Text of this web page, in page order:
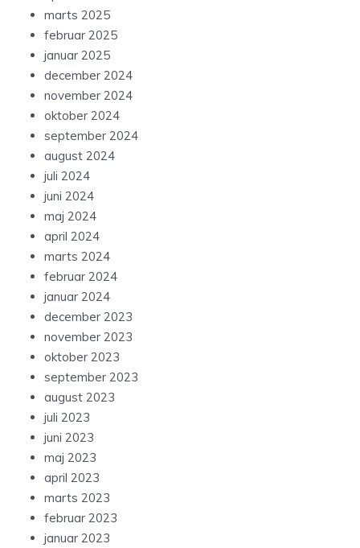
marts 2025
februar 2025
januar 2025
december 2024
november 2024
oktober 2024
september 2024
august 2024
juli 2024
juni 2024
maj 2024
april 2024
marts 2024
februar 2024
januar 2024
december 2023
november 2023
oktober 2023
september 2023
august 2023
juli 2023
juni 2023
maj 2023
april 2023
marts 2023
februar 2023
januar 2023